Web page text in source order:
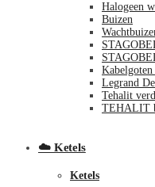
Halogeen
Buizen
Legrand
Tehalit
TEHALIT
☁️ Ketels
Ketels